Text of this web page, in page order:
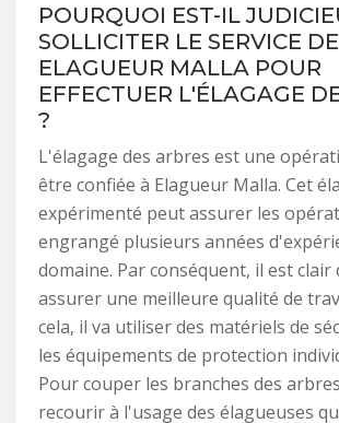
POURQUOI EST-IL
SOLLICITER LE SERVICE DE
ELAGUEUR MALLA POUR
EFFECTUER L'ÉLAGAGE
?
L'élagage des arbres est une
être confiée à Elagueur Malla. Cet
expérimenté peut assurer les
engrangé plusieurs années
domaine. Par conséquent, il est
assurer une meilleure qualité de
cela, il va utiliser des matériels de
les équipements de protection
Pour couper les branches des
recourir à l'usage des élagueuses